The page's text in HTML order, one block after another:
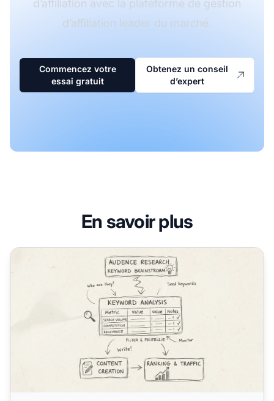
d’affiliation avec la plateforme de gestion
d’affiliation leader du marché.
Commencez votre
essai gratuit
Obtenez un conseil
d’expert
En savoir plus
Pourquoi la recherche de mots-clés est-elle importante ?